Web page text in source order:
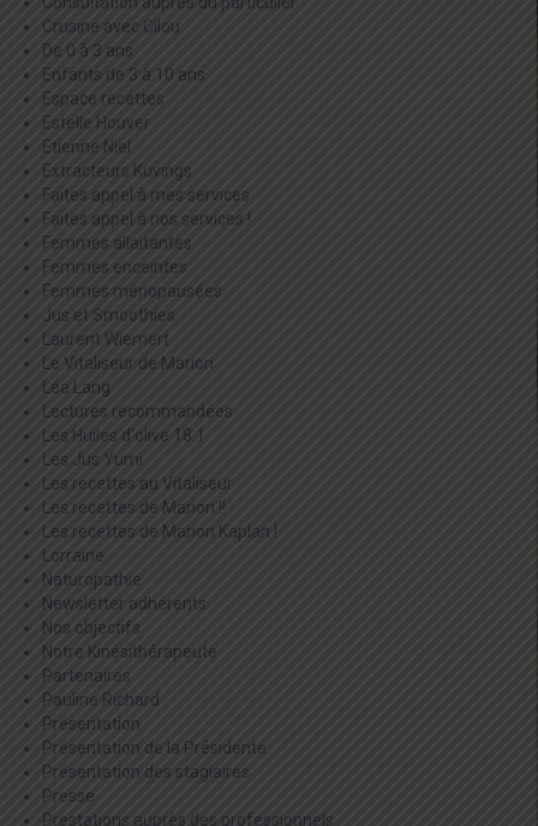
Crusine avec Cilou
De 0 à 3 ans
Enfants de 3 à 10 ans
Espace recettes
Estelle Houver
Etienne Niel
Extracteurs Kuvings
Faites appel à mes services
Faites appel à nos services !
Femmes allaitantes
Femmes enceintes
Femmes ménopausées
Jus et Smoothies
Laurent Wiemert
Le Vitaliseur de Marion
Léa Lang
Lectures recommandées
Les Huiles d'olive 18:1
Les Jus Yumi
Les recettes au Vitaliseur
Les recettes de Marion !!
Les recettes de Marion Kaplan !
Lorraine
Naturopathie
Newsletter adhérents
Nos objectifs
Notre Kinésithérapeute
Partenaires
Pauline Richard
Présentation
Présentation de la Présidente
Présentation des stagiaires
Presse
Prestations auprès des professionnels